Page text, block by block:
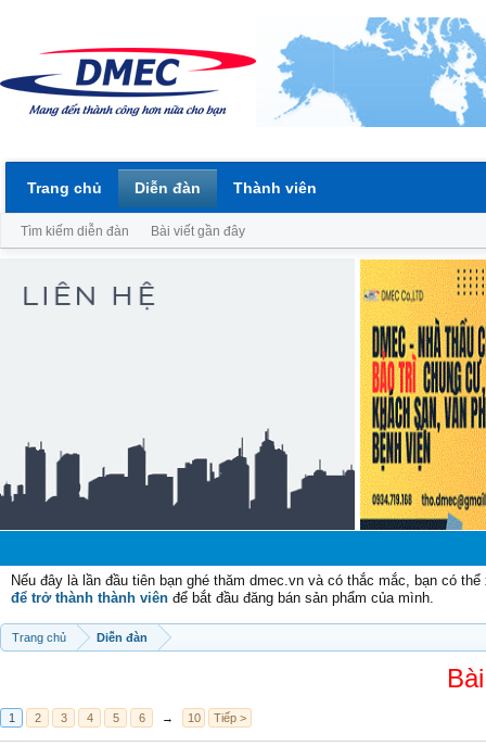
Nếu đây là lần đầu tiên bạn ghé thăm dmec.vn và có thắc mắc, bạn có
để trở thành thành viên để bắt đầu đăng bán sản phẩm của mình.
Trang chủ Diễn đàn
1 2 3 4 5 6 → 10 Tiếp >
Trang chủ Diễn đàn
Tìm kiếm diễn đàn Bài viết gần đây
Thành viên